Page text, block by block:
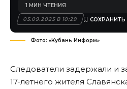
05.09.2025 В 10:29
1 МИН ЧТЕНИЯ
Фото: «Кубань Информ»
Следователи задержали и
17-летнего жителя